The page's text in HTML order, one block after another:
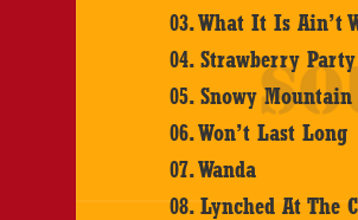
03. What It Is Ain’t
04. Strawberry Party
05. Snowy Mountain
06. Won’t Last Long
07. Wanda
08. Lynched At The